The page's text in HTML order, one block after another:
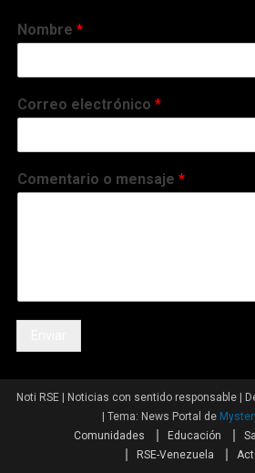
Nombre*
Correo electrónico*
Comentario o mensaje*
Noti RSE | Noticias con sentido responsable |
| Tema: News Portal de
Comunidades
Educación
RSE-Venezuela